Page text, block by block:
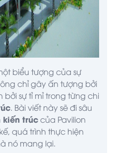
biểu tượng của sự
chỉ gây ấn tượng bởi
sự tỉ mỉ trong từng chi
. Bài viết này sẽ đi sâu
kiến trúccủa Pavilion
quá trình thực hiện
nó mang lại.